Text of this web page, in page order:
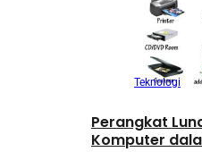
Teknologi
Perangkat
Komputer